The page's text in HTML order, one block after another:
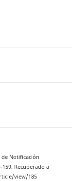
de Notificación
Recuperado a
view/185